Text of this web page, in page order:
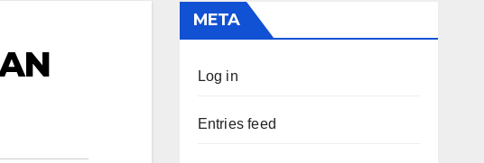
META
Log in
Entries feed